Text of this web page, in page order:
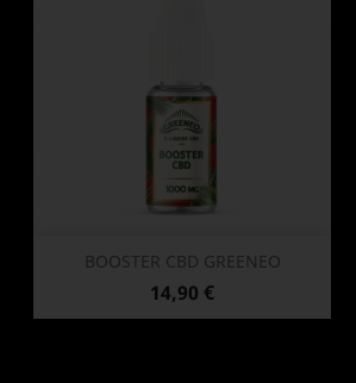
BOOSTER CBD GREENEO
Prix
14,90 €